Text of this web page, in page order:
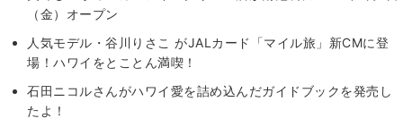
（金）オープン
人気モデル・谷川りさこ がJALカード「マイル旅」新CMに登
場！ハワイをとことん満喫！
石田ニコルさんがハワイ愛を詰め込んだガイドブックを発売し
たよ！